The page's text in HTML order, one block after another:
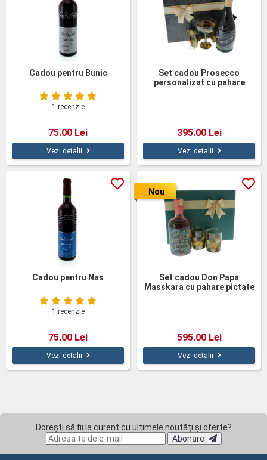
Cadou pentru Bunic
1 recenzie
75.00 Lei
Vezi detalii
Set cadou Prosecco
personalizat cu pahare
395.00 Lei
Vezi detalii
Cadou pentru Nas
1 recenzie
75.00 Lei
Vezi detalii
Set cadou Don Papa
Masskara cu pahare pictate
595.00 Lei
Nou
Vezi detalii
Dorești să fii la curent cu ultimele noutăți și oferte?
Abonare